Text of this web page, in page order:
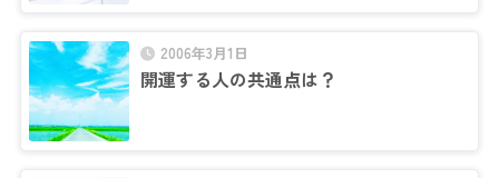
2006年3月1日
開運する人の共通点は？